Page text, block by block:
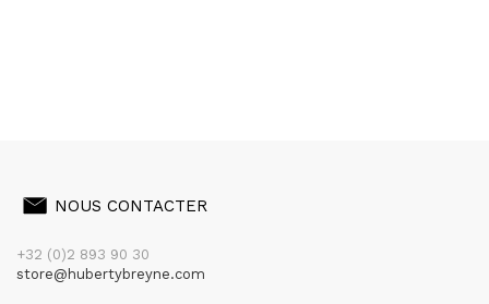
NOUS CONTACTER
+32 (0)2 893 90 30
store@hubertybreyne.com